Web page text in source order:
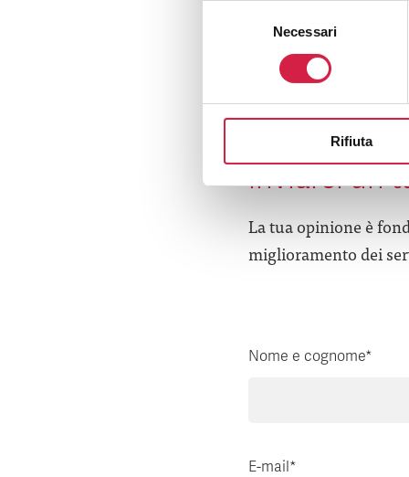
Necessari
Rifiuta
Hai avuto
inviarci un
La tua opinione è
miglioramento dei
Nome e cognome*
E-mail*